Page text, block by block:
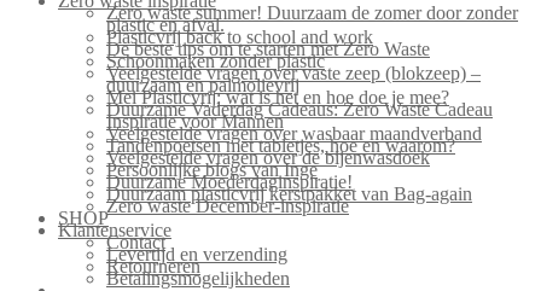
Zero waste summer! Duurzaam de zomer door zonder
plastic en afval.
Plasticvrij back to school and work
De beste tips om te starten met Zero Waste
Schoonmaken zonder plastic
Veelgestelde vragen over vaste zeep (blokzeep) –
duurzaam en palmolievrij
Mei Plasticvrij: wat is het en hoe doe je mee?
Duurzame Vaderdag Cadeaus: Zero Waste Cadeau
Inspiratie voor Mannen
Veelgestelde vragen over wasbaar maandverband
Tandenpoetsen met tabletjes, hoe en waarom?
Veelgestelde vragen over de bijenwasdoek
Persoonlijke blogs van Inge
Duurzame Moederdaginspiratie!
Duurzaam plasticvrij kerstpakket van Bag-again
Zero waste December-inspiratie
SHOP
Klantenservice
Contact
Levertijd en verzending
Retourneren
Betalingsmogelijkheden